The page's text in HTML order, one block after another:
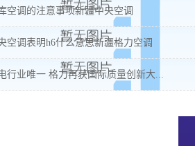
空调的注意事项新疆中央空调
空调表明h6什么意思新疆格力空调
行业唯一 格力再获国际质量创新大...